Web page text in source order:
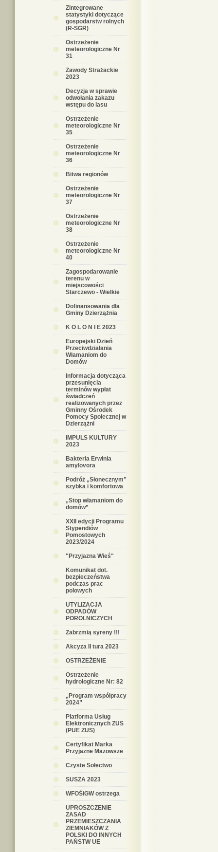
Zintegrowane
statystyki dotyczące
gospodarstw rolnych
(R-SGR)
Ostrzeżenie
meteorologiczne Nr
31
Zawody Strażackie
2023
Decyzja w sprawie
odwołania zakazu
wstępu do lasu
Ostrzeżenie
meteorologiczne Nr
35
Ostrzeżenie
meteorologiczne Nr
36
Bitwa regionów
Ostrzeżenie
meteorologiczne Nr
37
Ostrzeżenie
meteorologiczne Nr
38
Ostrzeżenie
meteorologiczne Nr
40
Zagospodarowanie
terenu w
miejscowości
Starczewo - Wielkie
Dofinansowania dla
Gminy Dzierzążnia
K O L O N I E 2023
Europejski Dzień
Przeciwdziałania
Włamaniom do
Domów
Informacja dotycząca
przesunięcia
terminów wypłat
świadczeń
realizowanych przez
Gminny Ośrodek
Pomocy Społecznej w
Dzierzążni
IMPULS KULTURY
2023
Bakteria Erwinia
amylovora
Podróż „Słonecznym”
szybka i komfortowa
„Stop włamaniom do
domów”
XXII edycji Programu
Stypendiów
Pomostowych
2023/2024
"Przyjazna Wieś"
Komunikat dot.
bezpieczeństwa
podczas prac
polowych
UTYLIZACJA
ODPADÓW
POROLNICZYCH
Zabrzmią syreny !!!
Akcyza II tura 2023
OSTRZEŻENIE
Ostrzeżenie
hydrologiczne Nr: 82
„Program współpracy
2024”
Platforma Usług
Elektronicznych ZUS
(PUE ZUS)
Certyfikat Marka
Przyjazne Mazowsze
Czyste Sołectwo
SUSZA 2023
WFOŚiGW ostrzega
UPROSZCZENIE
ZASAD
PRZEMIESZCZANIA
ZIEMNIAKÓW Z
POLSKI DO INNYCH
PAŃSTW UE